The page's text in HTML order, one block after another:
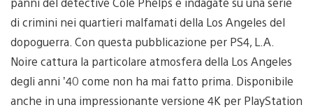
di crimini nei quartieri malfamati della Los Angeles del
dopoguerra. Con questa pubblicazione per PS4, L.A.
Noire cattura la particolare atmosfera della Los Angeles
degli anni ’40 come non ha mai fatto prima. Disponibile
anche in una impressionante versione 4K per PlayStation